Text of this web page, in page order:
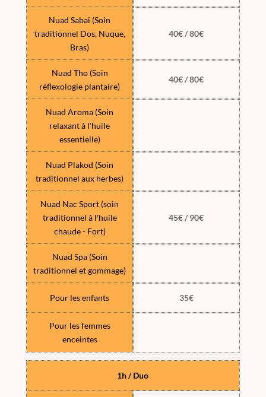
Nuad Sabai (Soin
traditionnel Dos, Nuque,
Bras)
Nuad Tho (Soin
réflexologie plantaire)
Nuad Aroma (Soin
relaxant à l'huile
essentielle)
Nuad Plakod (Soin
traditionnel aux herbes)
Nuad Nac Sport (soin
traditionnel à l'huile
chaude - Fort)
Nuad Spa (Soin
traditionnel et gommage)
Pour les enfants
Pour les femmes
enceintes
40€ / 80€
40€ / 80€
45€ / 90€
35€
1h / Duo